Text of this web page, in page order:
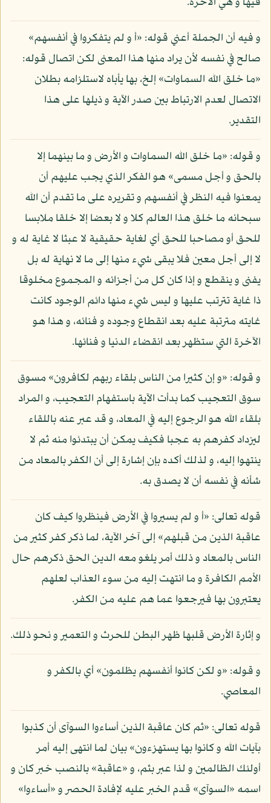
و فيه أن الجملة أعني قوله: «أ و لم يتفكروا في أنفسهم»
صالح في نفسه لأن يراد منها هذا المعنى لكن اتصال قوله:
«ما خلق الله السماوات» إلخ، بها يأباه لاستلزامه بطلان
الاتصال لعدم الارتباط بين صدر الآية و ذيلها على هذا
التقدير.
و قوله: «ما خلق الله السماوات و الأرض و ما بينهما إلا
بالحق و أجل مسمى» هو الفكر الذي يجب عليهم أن
يمعنوا فيه النظر في أنفسهم و تقريره على ما تقدم أن الله
سبحانه ما خلق هذا العالم كلا و لا بعضا إلا خلقا ملابسا
للحق أو مصاحبا للحق أي لغاية حقيقية لا عبثا لا غاية له و
لا إلى أجل معين فلا يبقى شيء منها إلى ما لا نهاية له بل
يفنى و ينقطع و إذا كان كل من أجزائه و المجموع مخلوقا
ذا غاية تترتب عليها و ليس شيء منها دائم الوجود كانت
غايته مترتبة عليه بعد انقطاع وجوده و فنائه، و هذا هو
الآخرة التي ستظهر بعد انقضاء الدنيا و فنائها.
و قوله: «و إن كثيرا من الناس بلقاء ربهم لكافرون» مسوق
سوق التعجيب كما بدأت الآية باستفهام التعجيب، و المراد
بلقاء الله هو الرجوع إليه في المعاد، و قد عبر عنه باللقاء
ليزداد كفرهم به عجبا فكيف يمكن أن يبتدئوا منه ثم لا
ينتهوا إليه، و لذلك أكده بإن إشارة إلى أن الكفر بالمعاد من
شأنه في نفسه أن لا يصدق به.
قوله تعالى: «أ و لم يسيروا في الأرض فينظروا كيف كان
عاقبة الذين من قبلهم» إلى آخر الآية، لما ذكر كفر كثير من
الناس بالمعاد و ذلك أمر يلغو معه الدين الحق ذكرهم حال
الأمم الكافرة و ما انتهت إليه من سوء العذاب لعلهم
يعتبرون بها فيرجعوا عما هم عليه من الكفر.
و إثارة الأرض قلبها ظهر البطن للحرث و التعمير و نحو ذلك.
و قوله: «و لكن كانوا أنفسهم يظلمون» أي بالكفر و
المعاصي.
قوله تعالى: «ثم كان عاقبة الذين أساءوا السوآى أن كذبوا
بآيات الله و كانوا بها يستهزءون» بيان لما انتهى إليه أمر
أولئك الظالمين و لذا عبر بثم، و «عاقبة» بالنصب خبر كان و
اسمه «السوآى» قدم الخبر عليه لإفادة الحصر و «أساءوا»